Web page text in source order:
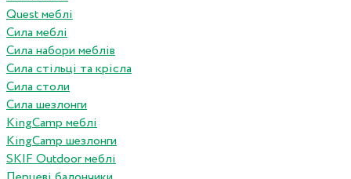
Quest меблі
Сила меблі
Сила набори меблів
Сила стільці та крісла
Сила столи
Сила шезлонги
KingCamp меблі
KingCamp шезлонги
SKIF Outdoor меблі